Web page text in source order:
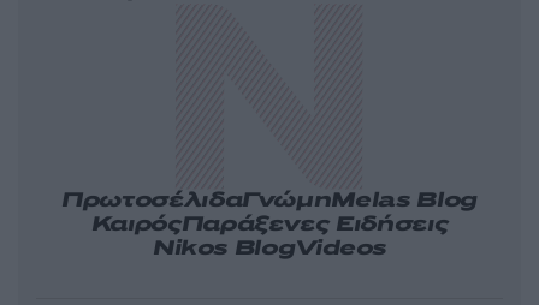
ΠρωτοσέλιδαΓνώμηMelas Blog
ΚαιρόςΠαράξενες Ειδήσεις
Nikos BlogVideos